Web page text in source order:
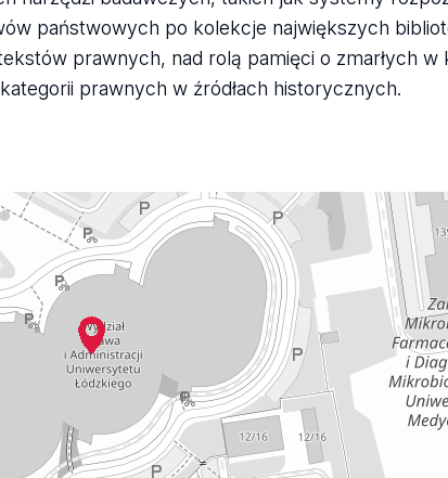
państwowych po kolekcje największych
prawnych, nad rolą pamięci o zmarłych w
prawnych w źródłach historycznych.